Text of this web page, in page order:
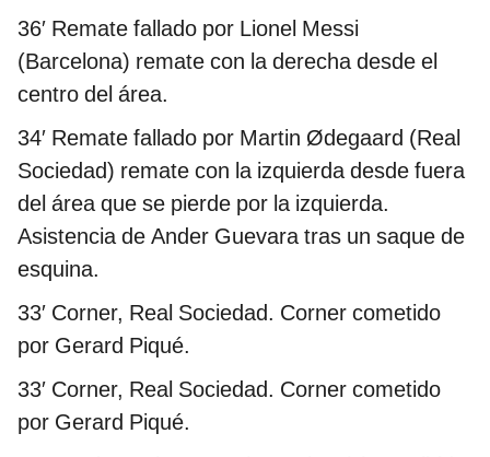
36′ Remate fallado por Lionel Messi
(Barcelona) remate con la derecha desde el
centro del área.
34′ Remate fallado por Martin Ødegaard (Real
Sociedad) remate con la izquierda desde fuera
del área que se pierde por la izquierda.
Asistencia de Ander Guevara tras un saque de
esquina.
33′ Corner, Real Sociedad. Corner cometido
por Gerard Piqué.
33′ Corner, Real Sociedad. Corner cometido
por Gerard Piqué.